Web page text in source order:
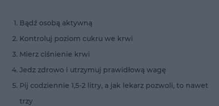
Bądź osobą aktywną
Kontroluj poziom cukru we krwi
Mierz ciśnienie krwi
Jedz zdrowo i utrzymuj prawidłową wagę
Pij codziennie 1,5-2 litry, a jak lekarz pozwoli, to nawet
trzy